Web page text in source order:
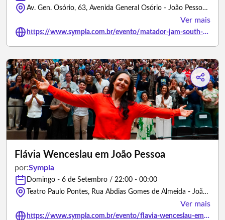
Av. Gen. Osório, 63, Avenida General Osório - João Pessoa/Paraíba
Ver mais
https://www.sympla.com.br/evento/matador-jam-south-america/3427810
Flávia Wenceslau em João Pessoa
por:Sympla
Domingo - 6 de Setembro / 22:00 - 00:00
Teatro Paulo Pontes, Rua Abdias Gomes de Almeida - João Pessoa/Paraíba
Ver mais
https://www.sympla.com.br/evento/flavia-wenceslau-em-joao-pessoa/3505387